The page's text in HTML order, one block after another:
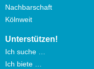
Nachbarschaft
Kölnweit
Unterstützen!
Ich suche …
Ich biete …